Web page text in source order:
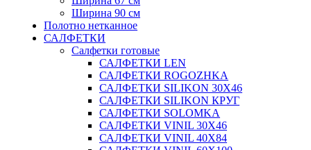
Ширина 90 см
Полотно нетканное
САЛФЕТКИ
Салфетки готовые
САЛФЕТКИ LEN
САЛФЕТКИ ROGOZHKA
САЛФЕТКИ SILIKON 30Х46
САЛФЕТКИ SILIKON КРУГ
САЛФЕТКИ SOLOMKA
САЛФЕТКИ VINIL 30Х46
САЛФЕТКИ VINIL 40Х84